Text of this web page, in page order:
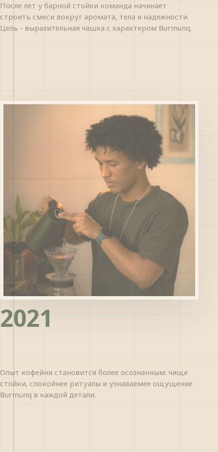
После лет у барной стойки команда начинает
строить смеси вокруг аромата, тела и надежности.
Цель - выразительная чашка с характером Burmunq.
2021
Опыт кофейни становится более осознанным: чище
стойки, спокойнее ритуалы и узнаваемее ощущение
Burmunq в каждой детали.